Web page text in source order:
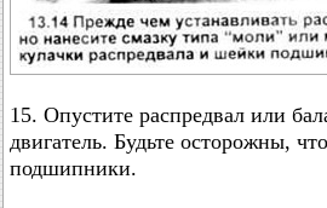
15. Опустите распредвал или
двигатель. Будьте осторожны,
подшипники.